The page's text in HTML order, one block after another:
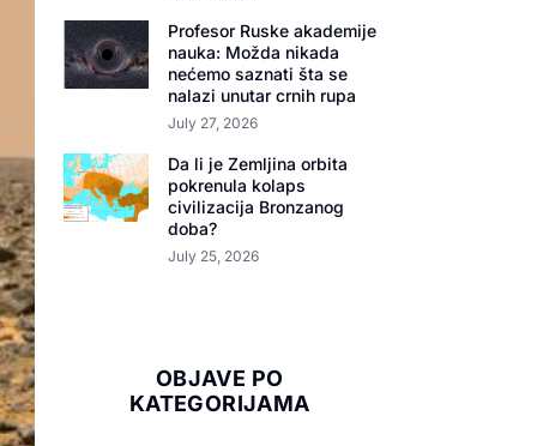
Profesor Ruske akademije
nauka: Možda nikada
nećemo saznati šta se
nalazi unutar crnih rupa
July 27, 2026
Da li je Zemljina orbita
pokrenula kolaps
civilizacija Bronzanog
doba?
July 25, 2026
OBJAVE PO
KATEGORIJAMA